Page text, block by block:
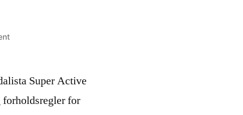
on
Active
diabetes:
Super Active
forholdsregler for